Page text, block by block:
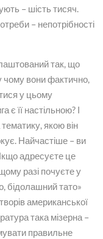
– шість тисяч.
– непотрібності
так, що
вони фактично,
у цьому
є її настільною? І
якою він
Найчастіше – ви
адресуєте це
разі почуєте у
бідолашний тато»
американської
така мізерна –
правильне